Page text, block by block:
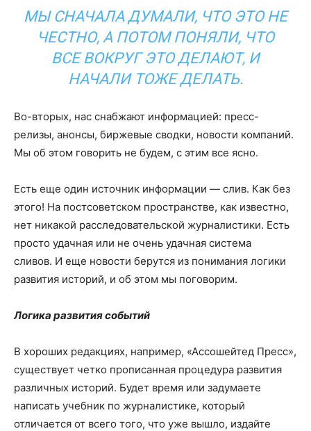
МЫ СНАЧАЛА ДУМАЛИ, ЧТО ЭТО НЕ
ЧЕСТНО, А ПОТОМ ПОНЯЛИ, ЧТО
ВСЕ ВОКРУГ ЭТО ДЕЛАЮТ, И
НАЧАЛИ ТОЖЕ ДЕЛАТЬ.
Во-вторых, нас снабжают информацией: пресс-
релизы, анонсы, биржевые сводки, новости компаний.
Мы об этом говорить не будем, с этим все ясно.
Есть еще один источник информации — слив. Как без
этого! На постсоветском пространстве, как известно,
нет никакой расследовательской журналистики. Есть
просто удачная или не очень удачная система
сливов. И еще новости берутся из понимания логики
развития историй, и об этом мы поговорим.
Логика развития событий
В хороших редакциях, например, «Ассошейтед Пресс»,
существует четко прописанная процедура развития
различных историй. Будет время или задумаете
написать учебник по журналистике, который
отличается от всего того, что уже вышло, издайте